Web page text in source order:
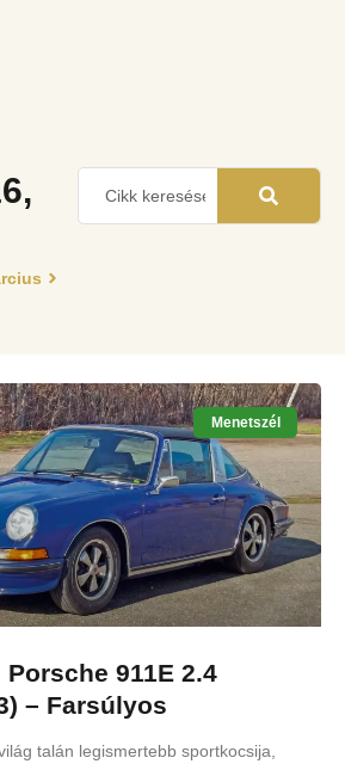
Menetszél
911E 2.4
– Farsúlyos
talán legismertebb sportkocsija,